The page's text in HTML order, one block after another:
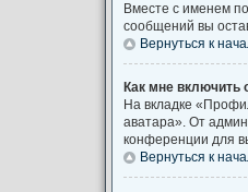
Вместе с именем
сообщений вы
Вернуться к
Как мне включить
На вкладке
аватара». От
конференции для
Вернуться к